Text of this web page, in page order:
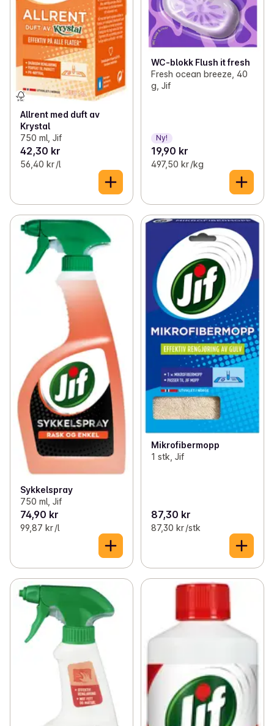
Allrent med duft av
Krystal
750 ml, Jif
42,30 kr
56,40 kr /l
WC-blokk Flush it fresh
Fresh ocean breeze, 40
g, Jif
Ny!
19,90 kr
497,50 kr /kg
Sykkelspray
750 ml, Jif
74,90 kr
99,87 kr /l
Mikrofibermopp
1 stk, Jif
87,30 kr
87,30 kr /stk